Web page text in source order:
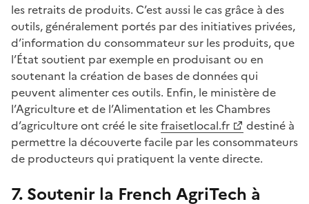
les retraits de produits. C’est aussi le cas grâce à des
outils, généralement portés par des initiatives privées,
d’information du consommateur sur les produits, que
l’État soutient par exemple en produisant ou en
soutenant la création de bases de données qui
peuvent alimenter ces outils. Enfin, le ministère de
l’Agriculture et de l’Alimentation et les Chambres
d’agriculture ont créé le sitefraisetlocal.fr
destiné à
permettre la découverte facile par les consommateurs
de producteurs qui pratiquent la vente directe.
7. Soutenir la French AgriTech à